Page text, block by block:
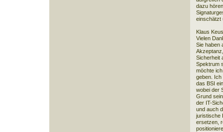
dazu
einschätzt
Klaus
Vielen
Sie haben
Sicherheit
Spektrum
möchte
geben. Ich
das BSI
wobei der
Grund
der IT-
und auch
juristische
ersetzen,